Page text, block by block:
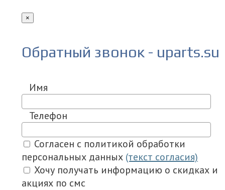
×
Обратный звонок - uparts.su
Имя
Телефон
Согласен с политикой обработки
персональных данных (текст согласия)
Хочу получать информацию о скидках и
акциях по смс